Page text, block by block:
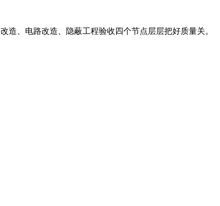
造、电路改造、隐蔽工程验收四个节点层层把好质量关。